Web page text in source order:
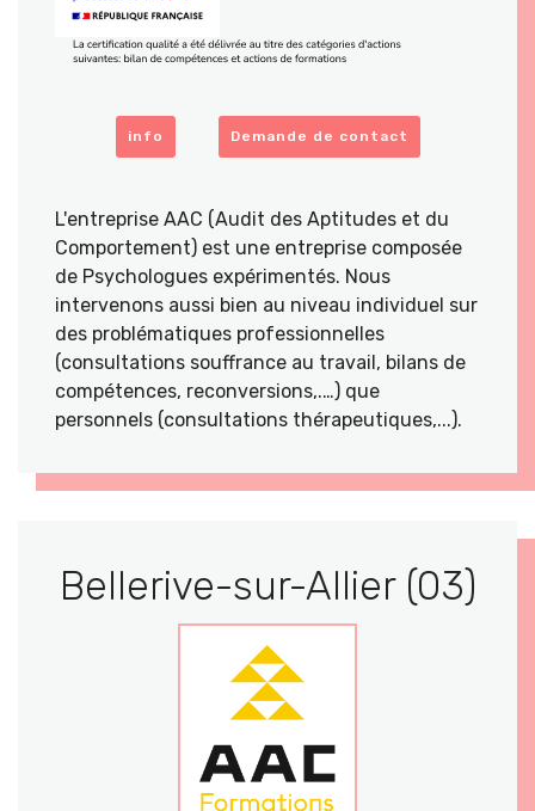
info Demande de contact
L'entreprise AAC (Audit des Aptitudes et du
Comportement) est une entreprise composée
de Psychologues expérimentés. Nous
intervenons aussi bien au niveau individuel sur
des problématiques professionnelles
(consultations souffrance au travail, bilans de
compétences, reconversions,.…) que
personnels (consultations thérapeutiques,...).
Bellerive-sur-Allier (03)